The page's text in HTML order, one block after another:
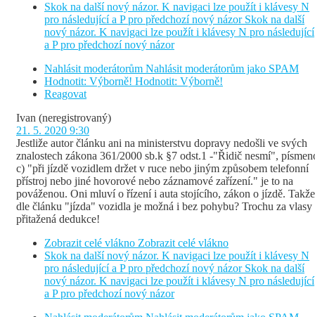
Skok na další nový názor. K navigaci lze použít i klávesy N
pro následující a P pro předchozí nový názor Skok na další
nový názor. K navigaci lze použít i klávesy N pro následující
a P pro předchozí nový názor
Nahlásit moderátorům Nahlásit moderátorům jako SPAM
Hodnotit: Výborně! Hodnotit: Výborně!
Reagovat
Ivan (neregistrovaný)
21. 5. 2020 9:30
Jestliže autor článku ani na ministerstvu dopravy nedošli ve svých
znalostech zákona 361/2000 sb.k §7 odst.1 -"Řidič nesmí",
c) "při jízdě vozidlem držet v ruce nebo jiným způsobem telefonní
přístroj nebo jiné hovorové nebo záznamové zařízení." je to na
pováženou. Oni mluví o řízení i auta stojícího, zákon o jízdě. Takže
dle článku "jízda" vozidla je možná i bez pohybu? Trochu za vlasy
přitažená dedukce!
Zobrazit celé vlákno Zobrazit celé vlákno
Skok na další nový názor. K navigaci lze použít i klávesy N
pro následující a P pro předchozí nový názor Skok na další
nový názor. K navigaci lze použít i klávesy N pro následující
a P pro předchozí nový názor